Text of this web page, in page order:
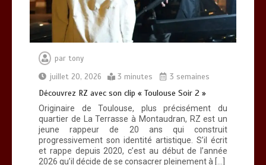
par tony
juillet 20, 2026
3 minutes 3 semaines
Découvrez RZ avec son clip « Toulouse Soir 2 »
Originaire de Toulouse, plus précisément du
quartier de La Terrasse à Montaudran, RZ est un
jeune rappeur de 20 ans qui construit
progressivement son identité artistique. S’il écrit
et rappe depuis 2020, c’est au début de l’année
2026 qu’il décide de se consacrer pleinement à […]